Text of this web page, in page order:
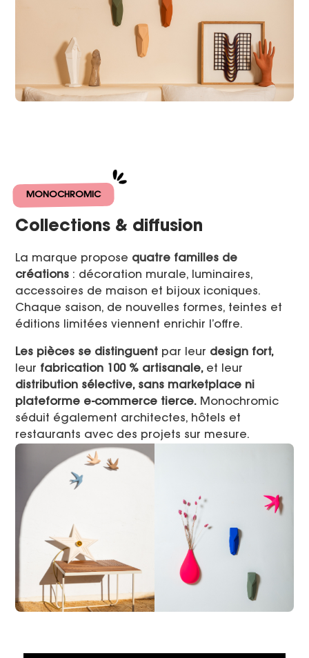
MONOCHROMIC
Collections & diffusion
La marque propose quatre familles de
créations : décoration murale, luminaires,
accessoires de maison et bijoux iconiques.
Chaque saison, de nouvelles formes, teintes et
éditions limitées viennent enrichir l’offre.
Les pièces se distinguent par leur design fort,
leur fabrication 100 % artisanale, et leur
distribution sélective, sans marketplace ni
plateforme e-commerce tierce. Monochromic
séduit également architectes, hôtels et
restaurants avec des projets sur mesure.